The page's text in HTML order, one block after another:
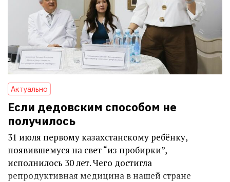
Актуально
Если дедовским способом не
получилось
31 июля первому казахстанскому ребёнку,
появившемуся на свет “из пробирки”,
исполнилось 30 лет. Чего достигла
репродуктивная медицина в нашей стране